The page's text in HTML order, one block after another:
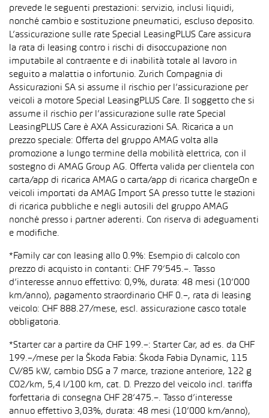
prevede le seguenti prestazioni: servizio, inclusi liquidi,
nonché cambio e sostituzione pneumatici, escluso deposito.
L’assicurazione sulle rate Special LeasingPLUS Care assicura
la rata di leasing contro i rischi di disoccupazione non
imputabile al contraente e di inabilità totale al lavoro in
seguito a malattia o infortunio. Zurich Compagnia di
Assicurazioni SA si assume il rischio per l’assicurazione per
veicoli a motore Special LeasingPLUS Care. Il soggetto che si
assume il rischio per l’assicurazione sulle rate Special
LeasingPLUS Care è AXA Assicurazioni SA. Ricarica a un
prezzo speciale: Offerta del gruppo AMAG volta alla
promozione a lungo termine della mobilità elettrica, con il
sostegno di AMAG Group AG. Offerta valida per clientela con
carta/app di ricarica AMAG o carta/app di ricarica chargeOn e
veicoli importati da AMAG Import SA presso tutte le stazioni
di ricarica pubbliche e negli autosili del gruppo AMAG
nonché presso i partner aderenti. Con riserva di adeguamenti
e modifiche.
*Family car con leasing allo 0.9%: Esempio di calcolo con
prezzo di acquisto in contanti: CHF 79’545.–. Tasso
d’interesse annuo effettivo: 0,9%, durata: 48 mesi (10’000
km/anno), pagamento straordinario CHF 0.–, rata di leasing
veicolo: CHF 888.27/mese, escl. assicurazione casco totale
obbligatoria.
*Starter car a partire da CHF 199.–: Starter Car, ad es. da CHF
199.–/mese per la Škoda Fabia: Škoda Fabia Dynamic, 115
CV/85 kW, cambio DSG a 7 marce, trazione anteriore, 122 g
CO2/km, 5,4 l/100 km, cat. D. Prezzo del veicolo incl. tariffa
forfettaria di consegna CHF 28’475.–. Tasso d’interesse
annuo effettivo 3,03%, durata: 48 mesi (10’000 km/anno),